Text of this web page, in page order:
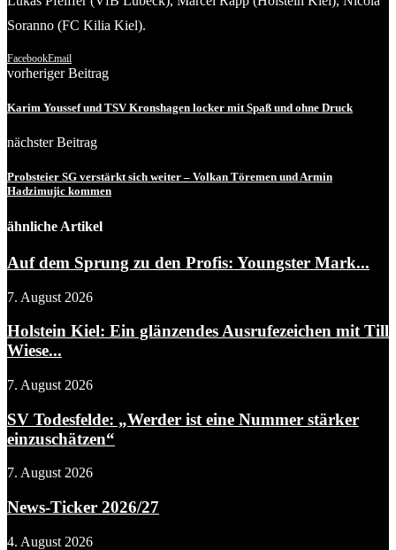
Soranno (FC Kilia Kiel).
FacebookEmail
vorheriger Beitrag
Karim Youssef und TSV Kronshagen locker mit Spaß und ohne Druck
nächster Beitrag
Probsteier SG verstärkt sich weiter – Volkan Töremen und Armin
Hadzimujic kommen
ähnliche Artikel
Auf dem Sprung zu den Profis: Youngster Mark...
7. August 2026
Holstein Kiel: Ein glänzendes Ausrufezeichen mit Till
Wiese...
7. August 2026
SV Todesfelde: „Werder ist eine Nummer stärker
einzuschätzen“
7. August 2026
News-Ticker 2026/27
4. August 2026